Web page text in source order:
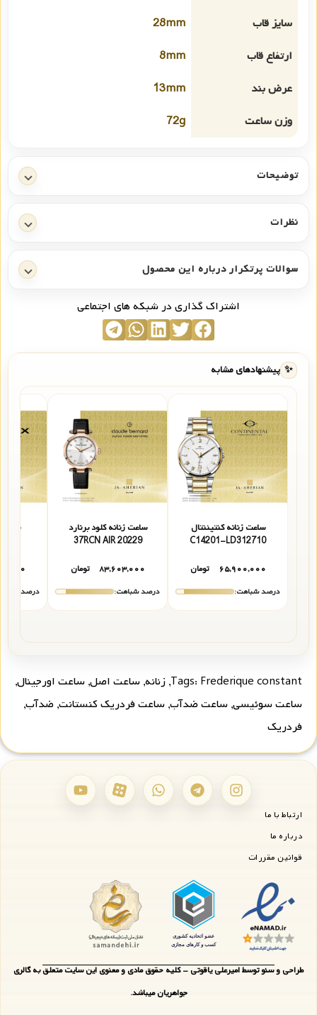
سایز قاب
28mm
ارتفاع قاب
8mm
عرض بند
13mm
وزن ساعت
72g
توضیحات
نظرات
سوالات پرتکرار درباره این محصول
اشتراک گذاری در شبکه های اجتماعی
✨ پیشنهادهای مشابه
ساعت زنانه کنتیننتال
C14201-LD312710
۶۵,۹۰۰,۰۰۰
تومان
درصد شباهت:
ساعت زنانه کلود برنارد
20229 37RCN AIR
۸۳,۶۰۳,۰۰۰
تومان
درصد شباهت:
درصد
Tags: Frederique constant
, زنانه, ساعت اصل, ساعت اورجینال,
ساعت سوئیسی, ساعت ضدآب, ساعت فردریک کنستانت, ضدآب,
فردریک
ارتباط با ما
درباره ما
قوانین مقررات
طراحی و سئو توسط امیرعلی یاقوتی - کلیه حقوق مادی و معنوی این سایت متعلق به گالری
جواهریان میباشد.